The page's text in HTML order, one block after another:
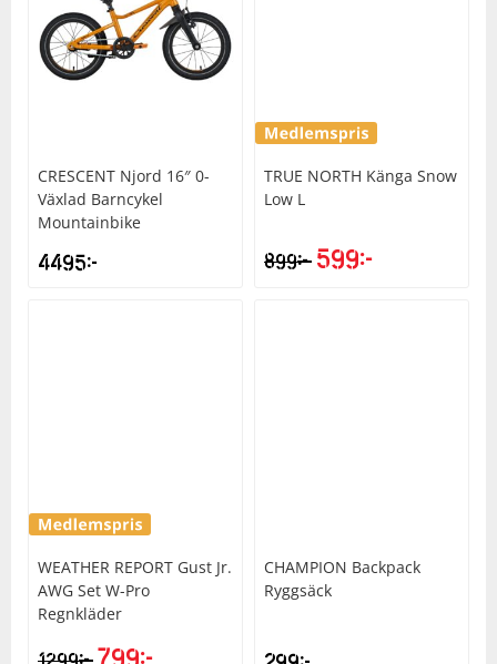
CRESCENT Njord 16″ 0-
Växlad Barncykel
Mountainbike
4495kr
TRUE NORTH Känga Snow
Low L
899kr 599kr
WEATHER REPORT Gust Jr.
AWG Set W-Pro
Regnkläder
kr799kr
CHAMPION Backpack
Ryggsäck